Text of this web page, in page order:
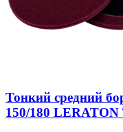
Тонкий средний
150/180